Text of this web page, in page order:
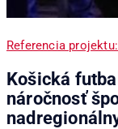
Referencia
Košická
náročnosť